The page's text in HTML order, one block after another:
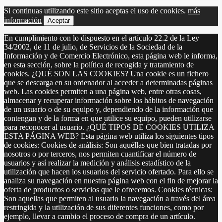
Si continuas utilizando este sitio aceptas el uso de cookies. más
información
Aceptar
En cumplimiento con lo dispuesto en el artículo 22.2 de la Ley
34/2002, de 11 de julio, de Servicios de la Sociedad de la
Información y de Comercio Electrónico, esta página web le informa,
en esta sección, sobre la política de recogida y tratamiento de
cookies. ¿QUÉ SON LAS COOKIES? Una cookie es un fichero
que se descarga en su ordenador al acceder a determinadas páginas
web. Las cookies permiten a una página web, entre otras cosas,
almacenar y recuperar información sobre los hábitos de navegación
de un usuario o de su equipo y, dependiendo de la información que
contengan y de la forma en que utilice su equipo, pueden utilizarse
para reconocer al usuario. ¿QUÉ TIPOS DE COOKIES UTILIZA
ESTA PÁGINA WEB? Esta página web utiliza los siguientes tipos
de cookies: Cookies de análisis: Son aquéllas que bien tratadas por
nosotros o por terceros, nos permiten cuantificar el número de
usuarios y así realizar la medición y análisis estadístico de la
utilización que hacen los usuarios del servicio ofertado. Para ello se
analiza su navegación en nuestra página web con el fin de mejorar la
oferta de productos o servicios que le ofrecemos. Cookies técnicas:
Son aquellas que permiten al usuario la navegación a través del área
restringida y la utilización de sus diferentes funciones, como por
ejemplo, llevar a cambio el proceso de compra de un artículo.